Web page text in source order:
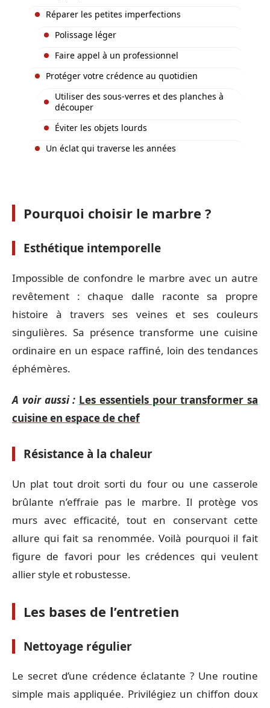
Réparer les petites imperfections
Polissage léger
Faire appel à un professionnel
Protéger votre crédence au quotidien
Utiliser des sous-verres et des planches à
découper
Éviter les objets lourds
Un éclat qui traverse les années
Pourquoi choisir le marbre ?
Esthétique intemporelle
Impossible de confondre le marbre avec un autre
revêtement : chaque dalle raconte sa propre
histoire à travers ses veines et ses couleurs
singulières. Sa présence transforme une cuisine
ordinaire en un espace raffiné, loin des tendances
éphémères.
A voir aussi : Les essentiels pour transformer sa
cuisine en espace de chef
Résistance à la chaleur
Un plat tout droit sorti du four ou une casserole
brûlante n’effraie pas le marbre. Il protège vos
murs avec efficacité, tout en conservant cette
allure qui fait sa renommée. Voilà pourquoi il fait
figure de favori pour les crédences qui veulent
allier style et robustesse.
Les bases de l’entretien
Nettoyage régulier
Le secret d’une crédence éclatante ? Une routine
simple mais appliquée. Privilégiez un chiffon doux